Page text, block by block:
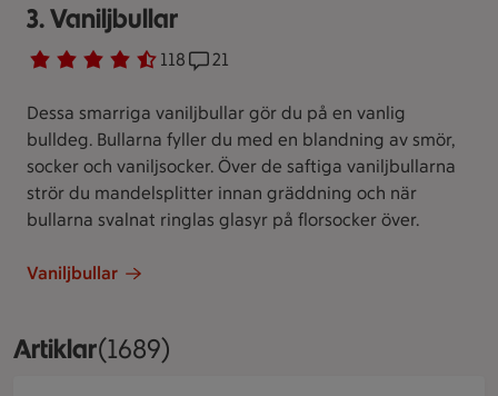
3. Vaniljbullar
Betyg 4.1 av 5. 118
118 personer har röstatReceptet har 21 kommentarer
21
Dessa smarriga vaniljbullar gör du på en vanlig
bulldeg. Bullarna fyller du med en blandning av smör,
socker och vaniljsocker. Över de saftiga vaniljbullarna
strör du mandelsplitter innan gräddning och när
bullarna svalnat ringlas glasyr på florsocker över.
Vaniljbullar
ArtiklarVisar 1689 stycken
(1689)